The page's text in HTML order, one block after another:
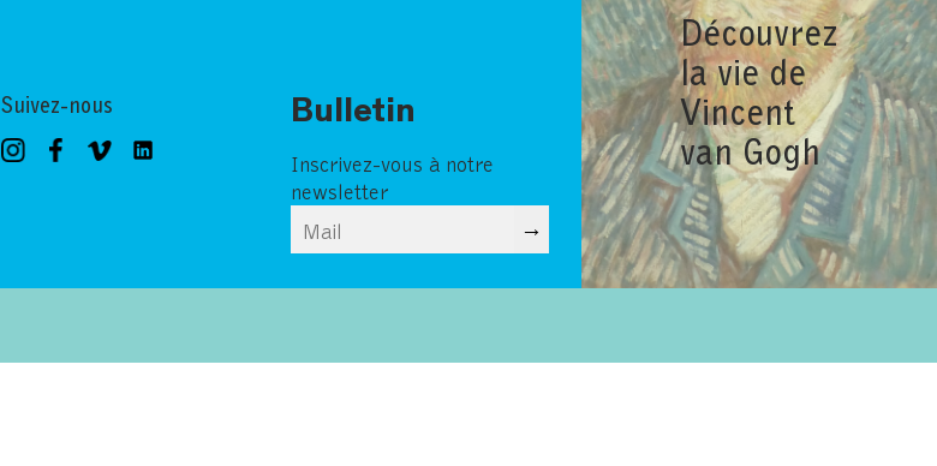
Suivez-nous Bulletin
Inscrivez-vous à notre
newsletter
→
Découvrez
la vie de
Vincent
van Gogh